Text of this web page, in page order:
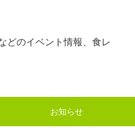
どのイベント情報、食レ
お知らせ